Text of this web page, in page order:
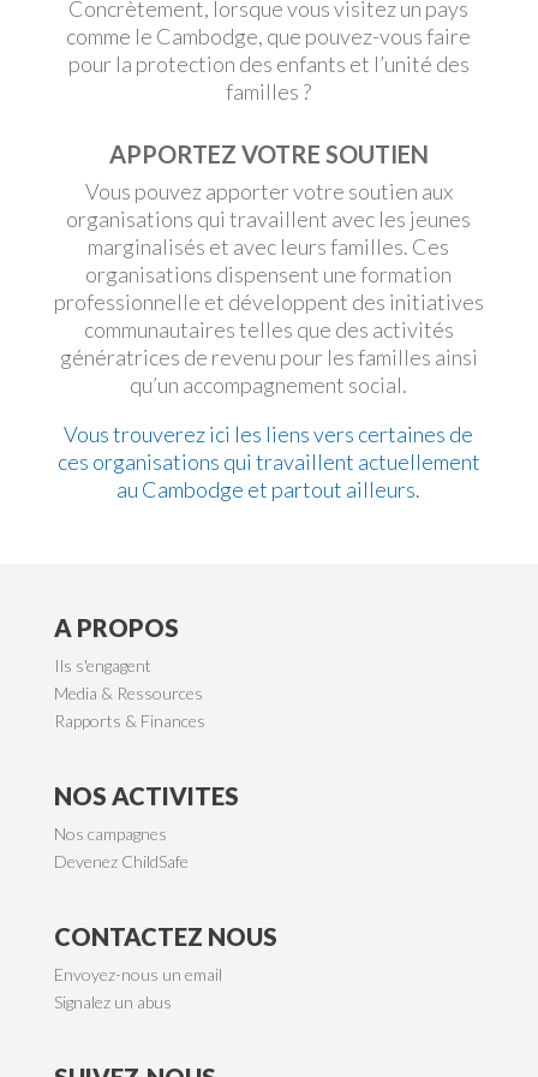
Concrètement, lorsque vous visitez un pays
comme le Cambodge, que pouvez-vous faire
pour la protection des enfants et l’unité des
familles ?
APPORTEZ VOTRE SOUTIEN
Vous pouvez apporter votre soutien aux
organisations qui travaillent avec les jeunes
marginalisés et avec leurs familles. Ces
organisations dispensent une formation
professionnelle et développent des initiatives
communautaires telles que des activités
génératrices de revenu pour les familles ainsi
qu’un accompagnement social.
Vous trouverez ici les liens vers certaines de
ces organisations qui travaillent actuellement
au Cambodge et partout ailleurs.
A PROPOS
Ils s'engagent
Media & Ressources
Rapports & Finances
NOS ACTIVITES
Nos campagnes
Devenez ChildSafe
CONTACTEZ NOUS
Envoyez-nous un email
Signalez un abus